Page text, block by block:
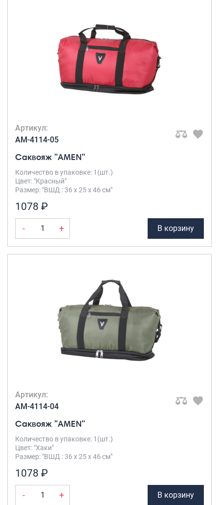
Артикул:
AM-4114-05
Саквояж "AMEN"
Количество в упаковке: 1(шт.)
Цвет: "Красный"
Размер: "ВШД : 36 х 25 х 46 см"
1078 ₽
- + В корзину
Артикул:
AM-4114-04
Саквояж "AMEN"
Количество в упаковке: 1(шт.)
Цвет: "Хаки"
Размер: "ВШД : 36 х 25 х 46 см"
1078 ₽
- + В корзину